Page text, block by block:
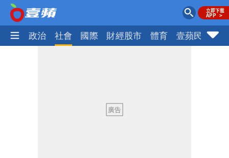
生活 政治 社會 國際 財經股市 體育 壹蘋民調